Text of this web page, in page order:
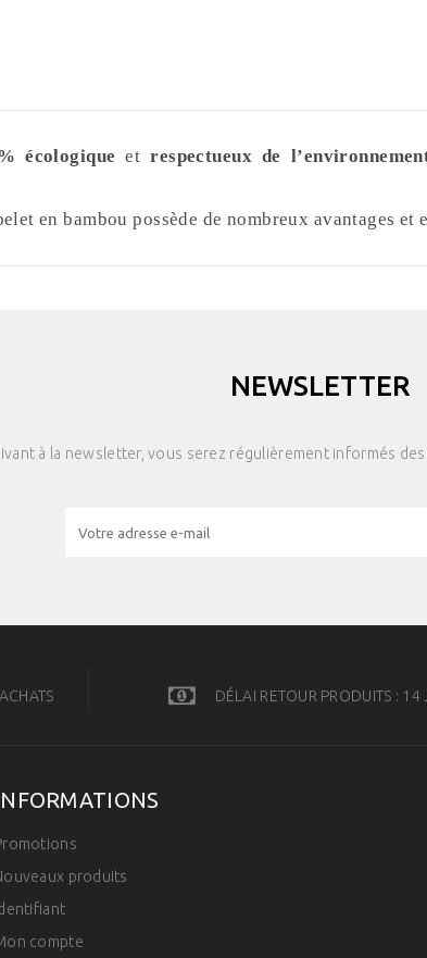
écologique etrespectueux de
en bambou possède de nombreux avantages
NEWSLETTER
à la newsletter, vous serez régulièrement informés
DÉLAI RETOUR PRODUITS : 14
produits
compte